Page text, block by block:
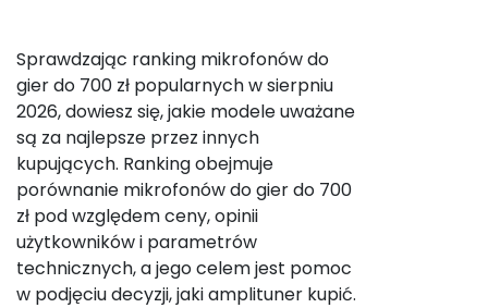
Sprawdzając ranking mikrofonów do
gier do 700 zł popularnych w sierpniu
2026, dowiesz się, jakie modele uważane
są za najlepsze przez innych
kupujących. Ranking obejmuje
porównanie mikrofonów do gier do 700
zł pod względem ceny, opinii
użytkowników i parametrów
technicznych, a jego celem jest pomoc
w podjęciu decyzji, jaki amplituner kupić.